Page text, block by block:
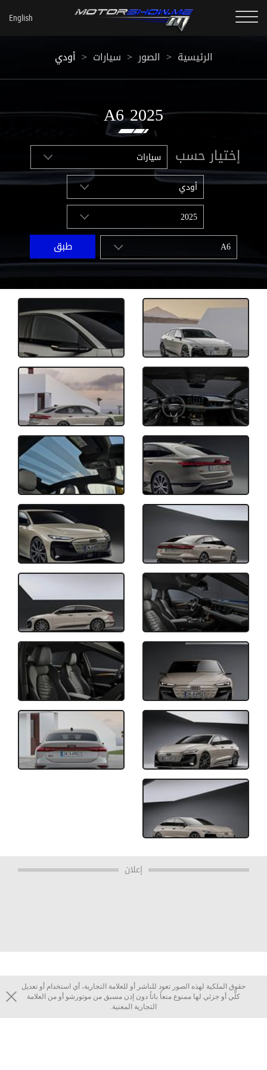
الرئيسية > الصور > سيارات > أودي
2025 A6
إختيار حسب
إعلان
حقوق الملكية لهذه الصور تعود للناشر أو للعلامة التجارية، أي استخدام أو تعديل
كلّي أو جزئي لها ممنوع منعاً باتاً دون إذن مسبق من موتورشو أو من العلامة
التجارية المعنية.